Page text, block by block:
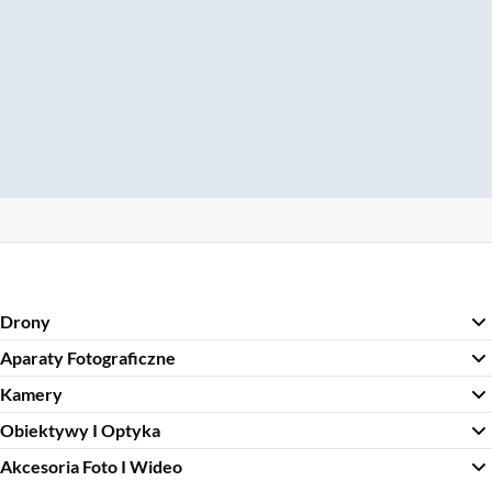
Drony
Aparaty Fotograficzne
Kamery
Obiektywy I Optyka
Akcesoria Foto I Wideo